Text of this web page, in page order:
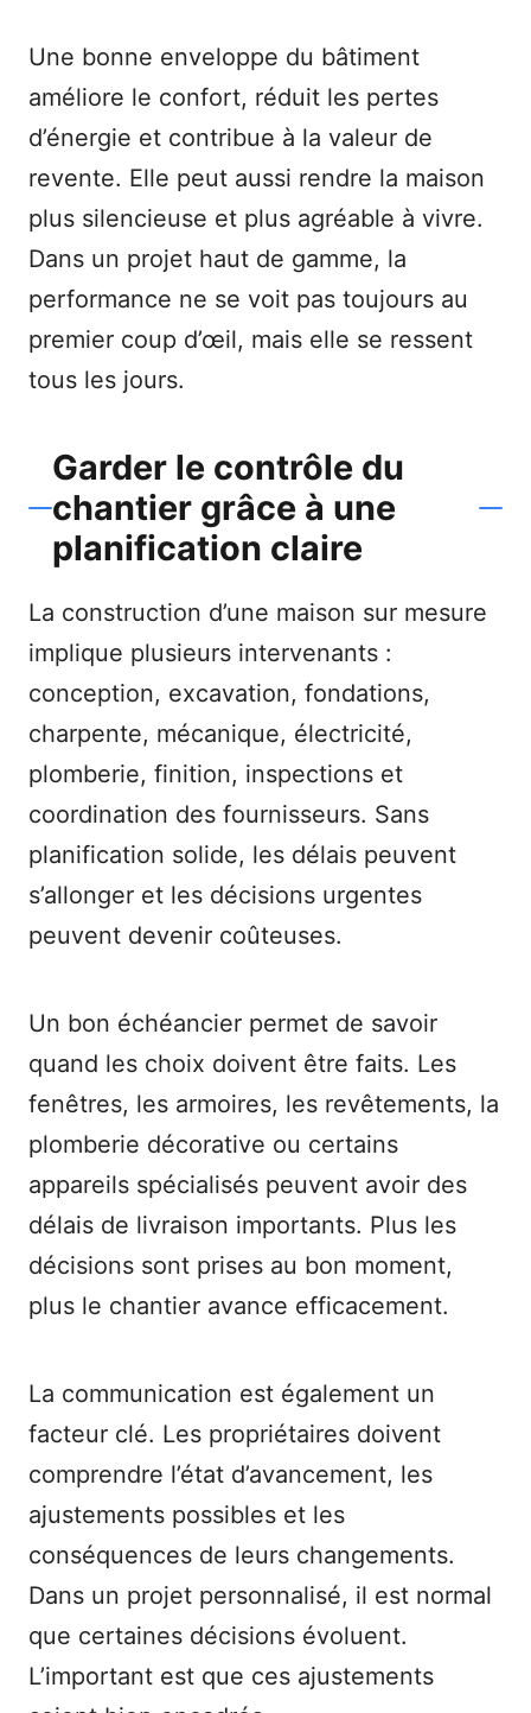
Une bonne enveloppe du bâtiment
améliore le confort, réduit les pertes
d’énergie et contribue à la valeur de
revente. Elle peut aussi rendre la maison
plus silencieuse et plus agréable à vivre.
Dans un projet haut de gamme, la
performance ne se voit pas toujours au
premier coup d’œil, mais elle se ressent
tous les jours.
Garder le contrôle du
chantier grâce à une
planification claire
La construction d’une maison sur mesure
implique plusieurs intervenants :
conception, excavation, fondations,
charpente, mécanique, électricité,
plomberie, finition, inspections et
coordination des fournisseurs. Sans
planification solide, les délais peuvent
s’allonger et les décisions urgentes
peuvent devenir coûteuses.
Un bon échéancier permet de savoir
quand les choix doivent être faits. Les
fenêtres, les armoires, les revêtements, la
plomberie décorative ou certains
appareils spécialisés peuvent avoir des
délais de livraison importants. Plus les
décisions sont prises au bon moment,
plus le chantier avance efficacement.
La communication est également un
facteur clé. Les propriétaires doivent
comprendre l’état d’avancement, les
ajustements possibles et les
conséquences de leurs changements.
Dans un projet personnalisé, il est normal
que certaines décisions évoluent.
L’important est que ces ajustements